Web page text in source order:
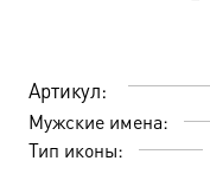
Артикул:
Мужские имена:
Тип иконы: